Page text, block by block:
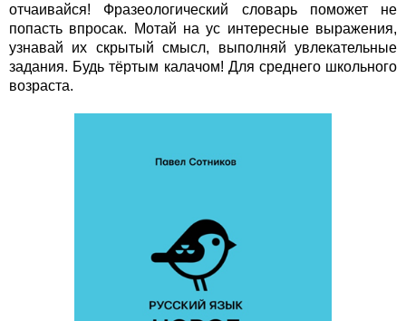
отчаивайся! Фразеологический словарь поможет не
попасть впросак. Мотай на ус интересные выражения,
узнавай их скрытый смысл, выполняй увлекательные
задания. Будь тёртым калачом! Для среднего школьного
возраста.